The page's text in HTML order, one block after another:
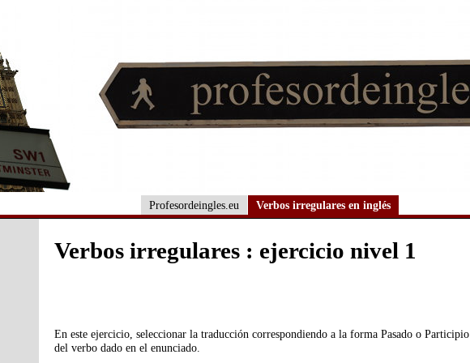
Profesordeingles.eu Verbos irregulares en inglés
Verbos irregulares : ejercicio nivel 1
En este ejercicio, seleccionar la traducción correspondiendo a la forma Pasado o Participio
del verbo dado en el enunciado.